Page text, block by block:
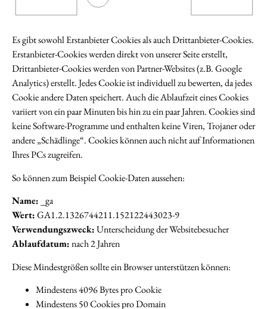
Es gibt sowohl Erstanbieter Cookies als auch Drittanbieter-Cookies.
Erstanbieter-Cookies werden direkt von unserer Seite erstellt,
Drittanbieter-Cookies werden von Partner-Websites (z.B. Google
Analytics) erstellt. Jedes Cookie ist individuell zu bewerten, da jedes
Cookie andere Daten speichert. Auch die Ablaufzeit eines Cookies
variiert von ein paar Minuten bis hin zu ein paar Jahren. Cookies sind
keine Software-Programme und enthalten keine Viren, Trojaner oder
andere „Schädlinge“. Cookies können auch nicht auf Informationen
Ihres PCs zugreifen.
So können zum Beispiel Cookie-Daten aussehen:
Name: _ga
Wert:GA1.2.1326744211.152122443023-9
Verwendungszweck:Unterscheidung der Websitebesucher
Ablaufdatum:nach 2 Jahren
Diese Mindestgrößen sollte ein Browser unterstützen können:
Mindestens 4096 Bytes pro Cookie
Mindestens 50 Cookies pro Domain